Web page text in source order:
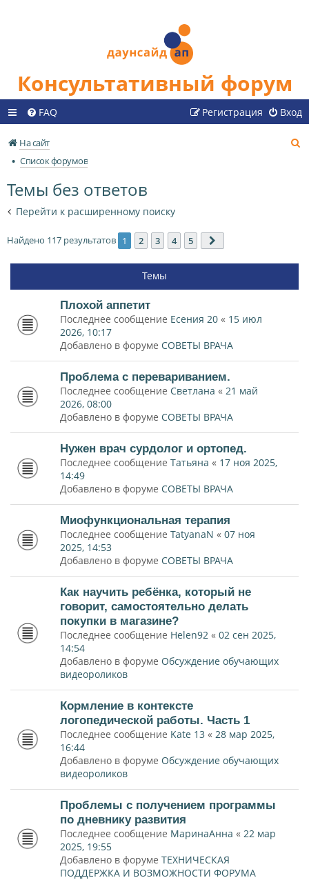
Консультативный форум
FAQ Вход
Регистрация
На сайт
Список форумов
Темы без ответов
Перейти к расширенному поиску
Найдено 117 результатов 1 2 3 4 5
Темы
Плохой аппетит
Последнее сообщение Есения 20 « 15 июл
2026, 10:17
Добавлено в форуме СОВЕТЫ ВРАЧА
Проблема с перевариванием.
Последнее сообщение Светлана « 21 май
2026, 08:00
Добавлено в форуме СОВЕТЫ ВРАЧА
Нужен врач сурдолог и ортопед.
Последнее сообщение Татьяна « 17 ноя 2025,
14:49
Добавлено в форуме СОВЕТЫ ВРАЧА
Миофункциональная терапия
Последнее сообщение TatyanaN « 07 ноя
2025, 14:53
Добавлено в форуме СОВЕТЫ ВРАЧА
Как научить ребёнка, который не
говорит, самостоятельно делать
покупки в магазине?
Последнее сообщение Helen92 « 02 сен 2025,
14:54
Добавлено в форуме Обсуждение обучающих
видеороликов
Кормление в контексте
логопедической работы. Часть 1
Последнее сообщение Kate 13 « 28 мар 2025,
16:44
Добавлено в форуме Обсуждение обучающих
видеороликов
Проблемы с получением программы
по дневнику развития
Последнее сообщение МаринаАнна « 22 мар
2025, 19:55
Добавлено в форуме ТЕХНИЧЕСКАЯ
ПОДДЕРЖКА И ВОЗМОЖНОСТИ ФОРУМА